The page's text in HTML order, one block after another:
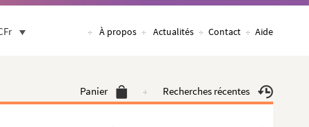
À propos Actualités Contact Aide
Panier Recherches récentes